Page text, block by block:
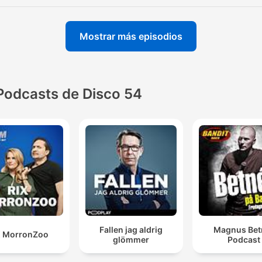
Mostrar más episodios
de Disco 54
MorronZoo
Fallen jag aldrig
glömmer
Magnus
Podcast